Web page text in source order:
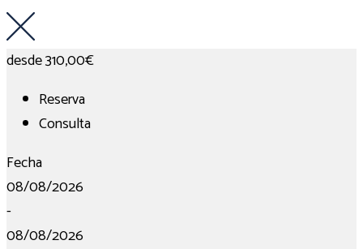
desde310,00€
Reserva
Consulta
Fecha
08/08/2026
-
08/08/2026